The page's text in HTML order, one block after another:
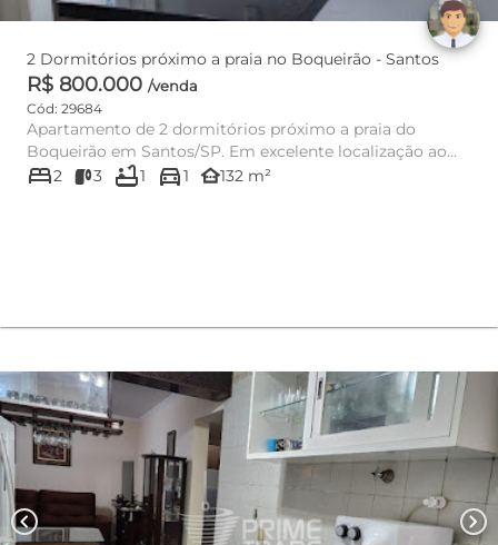
2 Dormitórios próximo a praia no Boqueirão - Santos
R$ 800.000 /venda
Cód: 29684
Apartamento de 2 dormitórios próximo a praia do
Boqueirão em Santos/SP. Em excelente localização ao
lado do Canal 3...
bed2 3 bathtub1 directions_car1 other_houses132 m²
chevron_left chevron_right